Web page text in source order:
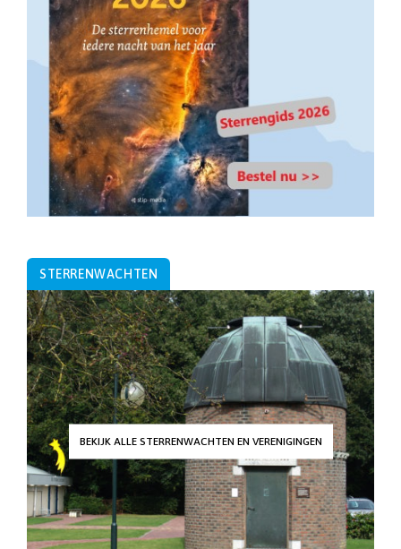
STERRENWACHTEN
BEKIJK ALLE STERRENWACHTEN EN VERENIGINGEN